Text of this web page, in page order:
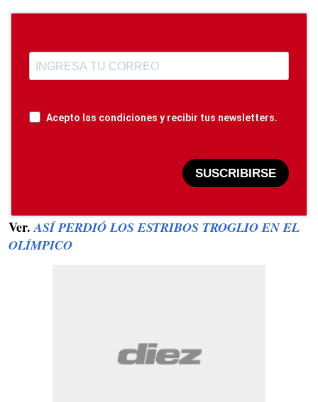
Acepto las condiciones y recibir tus newsletters.
SUSCRIBIRSE
Ver.ASÍ PERDIÓ LOS ESTRIBOS TROGLIO EN EL
OLÍMPICO